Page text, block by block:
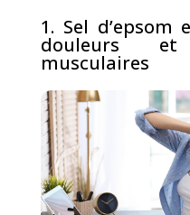
1. Sel d’epsom
douleurs
musculaires